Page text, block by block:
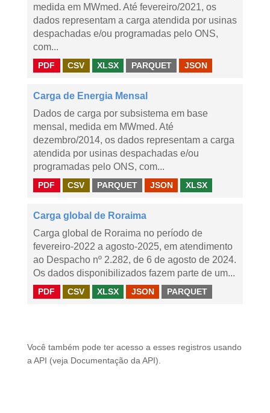
medida em MWmed. Até fevereiro/2021, os
dados representam a carga atendida por usinas
despachadas e/ou programadas pelo ONS,
com...
PDF CSV XLSX PARQUET JSON
Carga de Energia Mensal
Dados de carga por subsistema em base
mensal, medida em MWmed. Até
dezembro/2014, os dados representam a carga
atendida por usinas despachadas e/ou
programadas pelo ONS, com...
PDF CSV PARQUET JSON XLSX
Carga global de Roraima
Carga global de Roraima no período de
fevereiro-2022 a agosto-2025, em atendimento
ao Despacho nº 2.282, de 6 de agosto de 2024.
Os dados disponibilizados fazem parte de um...
PDF CSV XLSX JSON PARQUET
Você também pode ter acesso a esses registros usando
a API (veja Documentação da API ).